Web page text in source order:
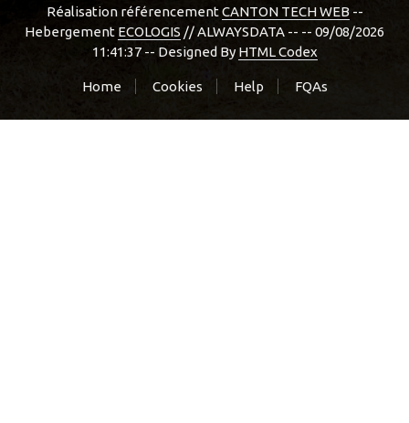
Réalisation référencementCANTON TECH WEB--
Hebergement ECOLOGIS // ALWAYSDATA -- -- 09/08/2026
11:41:37 -- Designed By HTML Codex
Home Cookies Help FQAs